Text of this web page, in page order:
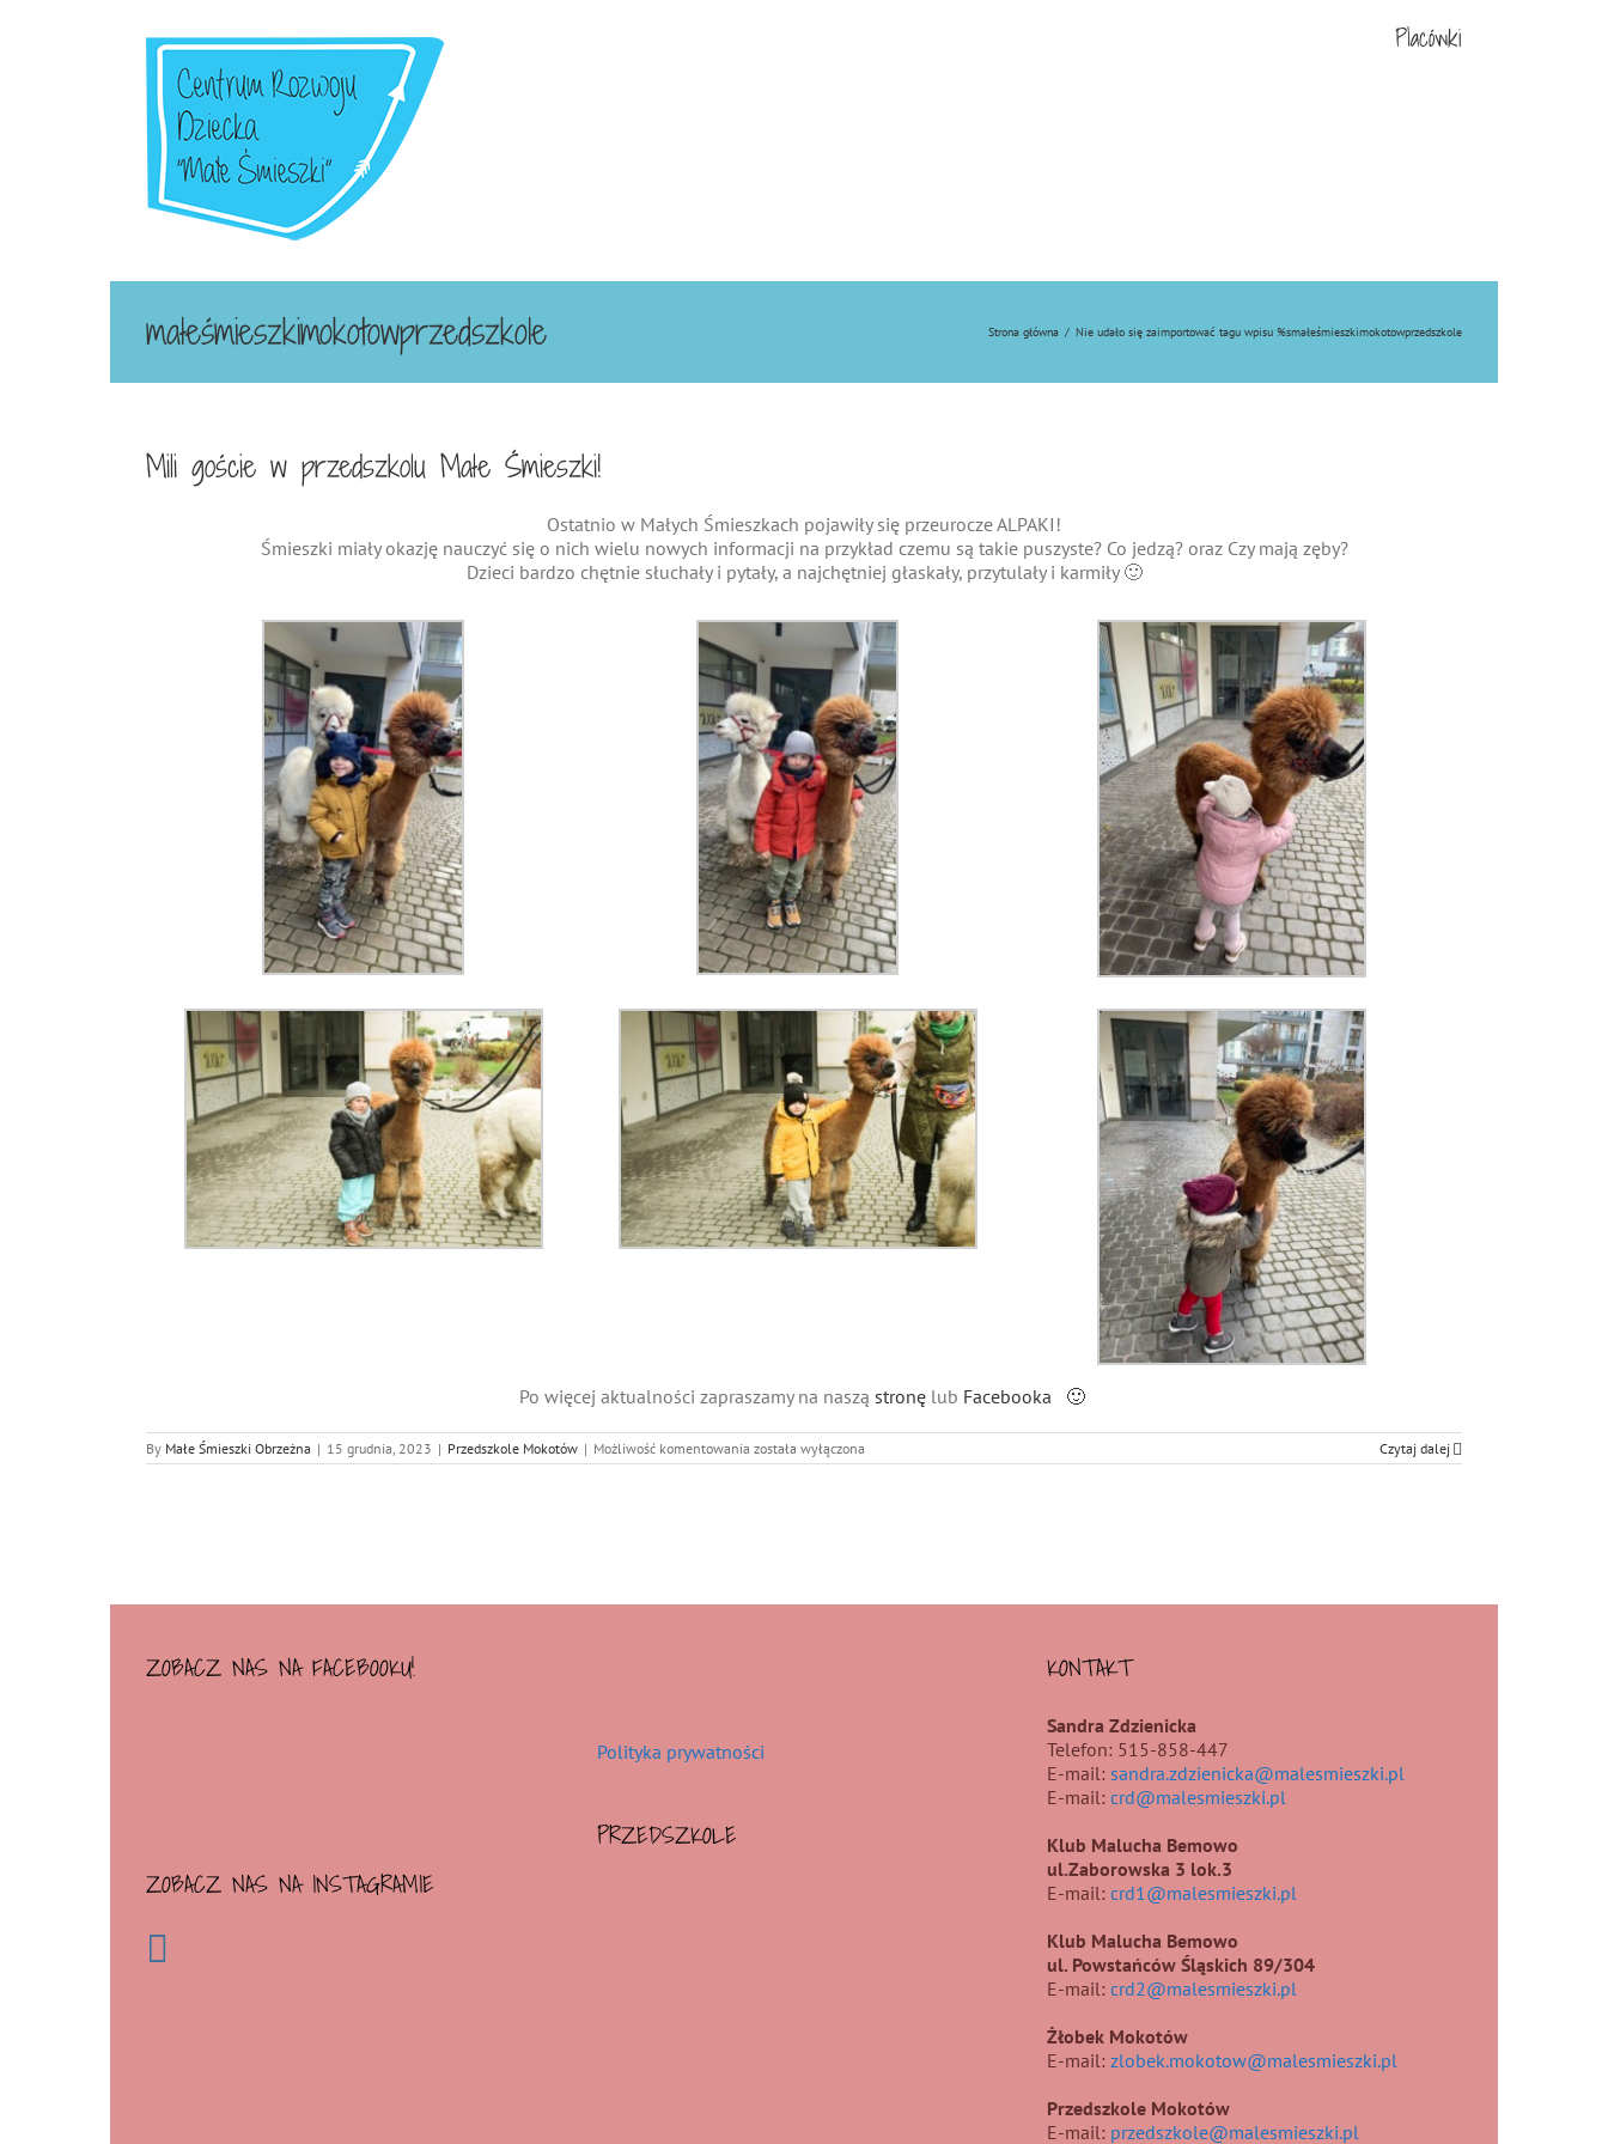
Placówki
małeśmieszkimokotowprzedszkole Strona główna / Nie udało się zaimportować tagu wpisu %smałeśmieszkimokotowprzedszkole
Mili goście w przedszkolu Małe Śmieszki!
Ostatnio w Małych Śmieszkach pojawiły się przeurocze ALPAKI!
Śmieszki miały okazję nauczyć się o nich wielu nowych informacji na przykład czemu są takie puszyste? Co jedzą? oraz Czy mają zęby?
Dzieci bardzo chętnie słuchały i pytały, a najchętniej głaskały, przytulały i karmiły 🙂
Po więcej aktualności zapraszamy na naszą stronęlub Facebooka 🙂
By Małe Śmieszki Obrzeżna | 15 grudnia, 2023 | Przedszkole Mokotów | Możliwość komentowania Mili
goście
została wyłączona Czytaj dalej
ZOBACZ NAS NA FACEBOOKU!
ZOBACZ NAS NA INSTAGRAMIE
Polityka prywatności
PRZEDSZKOLE
KONTAKT
Sandra Zdzienicka
Telefon: 515-858-447
E-mail:sandra.zdzienicka@malesmieszki.pl
E-mail:crd@malesmieszki.pl
Klub Malucha Bemowo
ul.Zaborowska 3 lok.3
E-mail:crd1@malesmieszki.pl
Klub Malucha Bemowo
ul. Powstańców Śląskich 89/304
E-mail:crd2@malesmieszki.pl
Żłobek Mokotów
E-mail:zlobek.mokotow@malesmieszki.pl
Przedszkole Mokotów
E-mail: przedszkole@malesmieszki.pl